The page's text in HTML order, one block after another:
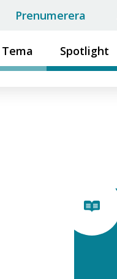
Tema Spotlight
Prenumerera